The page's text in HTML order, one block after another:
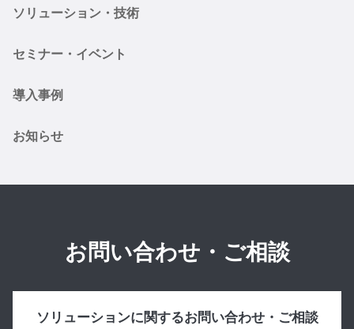
ソリューション・技術
セミナー・イベント
導入事例
お知らせ
お問い合わせ・ご相談
ソリューションに関するお問い合わせ・ご相談